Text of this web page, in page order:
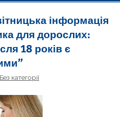
інформація
для дорослих:
18 років є
Без категорії